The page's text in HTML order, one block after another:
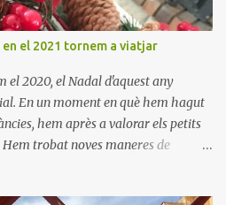
el 2021 tornem a viatjar
el 2020, el Nadal d'aquest any
En un moment en què hem hagut
hem après a valorar els petits
trobat noves maneres de